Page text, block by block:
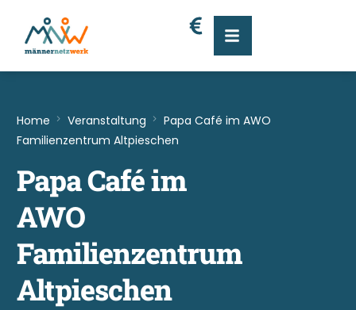
Home Veranstaltung
Papa Café im AWO
Familienzentrum Altpieschen
Papa Café im
AWO
Familienzentrum
Altpieschen